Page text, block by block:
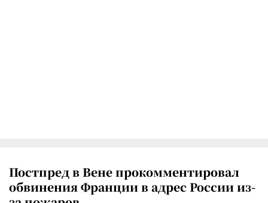
Постпред в Вене прокомментировал
обвинения Франции в адрес России из-